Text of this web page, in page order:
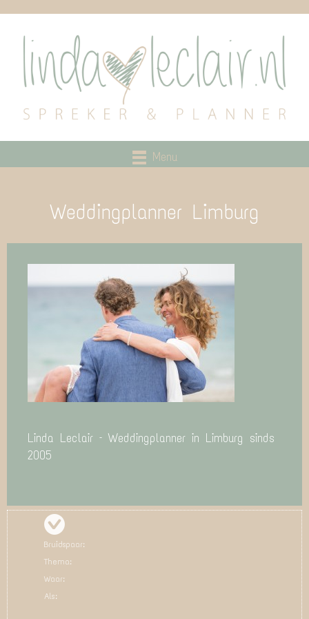
Menu
Weddingplanner Limburg
Linda Leclair – Weddingplanner in Limburg sinds
2005
Bruidspaar:
Thema:
Waar:
Als: